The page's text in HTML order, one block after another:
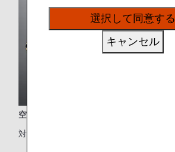
空の上で味わえる最上級のお食事
対象クラス：ファーストクラス
選択して同意する
キャンセル